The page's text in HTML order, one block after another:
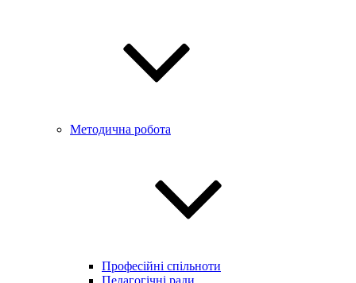
Методична робота
Професійні спільноти
Педагогічні ради